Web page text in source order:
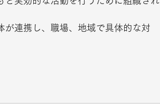
が連携し、職場、地域で具体的な対